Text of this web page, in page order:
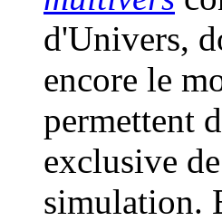
d'Univers,
encore le
permettent
exclusive
simulation.